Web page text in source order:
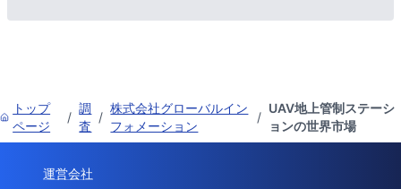
トップ
ページ
/
調
査
/
株式会社グローバルイン
フォメーション
/
UAV地上管制ステーシ
ョンの世界市場
運営会社